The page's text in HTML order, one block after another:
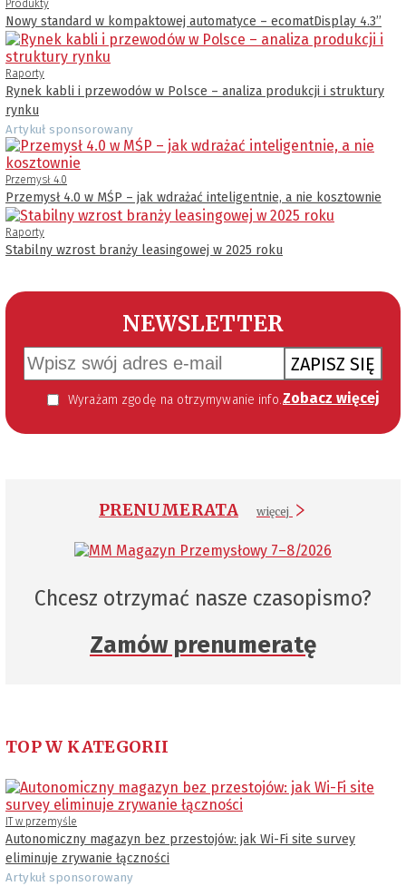
Produkty
Nowy standard w kompaktowej automatyce – ecomatDisplay 4.3’’
Raporty
Rynek kabli i przewodów w Polsce – analiza produkcji i struktury
rynku
Artykuł sponsorowany
Przemysł 4.0
Przemysł 4.0 w MŚP – jak wdrażać inteligentnie, a nie kosztownie
Raporty
Stabilny wzrost branży leasingowej w 2025 roku
NEWSLETTER
ZAPISZ SIĘ
Wyrażam zgodę na otrzymywanie informacji handlowej kierowanej do mnie za pomocą środków komunikacji elektronicznej w szczególności poczty elektronicznej zgodnie z przepisem art. 10 ust 2 ustawy z dnia 18 lipca 2002 roku o świadczeniu usług drogą elektroniczną (Dz. U. 144 z 2002 r. poz. 1204). Zgoda jest dobrowolna, jednak jej wyrażenie jest konieczne, aby otrzymywać newsletter. Zobacz więcej
PRENUMERATA więcej
Chcesz otrzymać nasze czasopismo?
Zamów prenumeratę
TOP W KATEGORII
IT w przemyśle
Autonomiczny magazyn bez przestojów: jak Wi-Fi site survey
eliminuje zrywanie łączności
Artykuł sponsorowany